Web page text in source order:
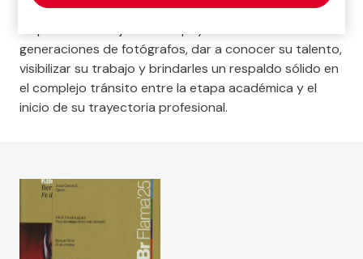
Kbr Flama es una iniciativa impulsada por Fundación
generaciones de fotógrafos, dar a conocer su talento,
visibilizar su trabajo y brindarles un respaldo sólido en
el complejo tránsito entre la etapa académica y el
inicio de su trayectoria profesional.